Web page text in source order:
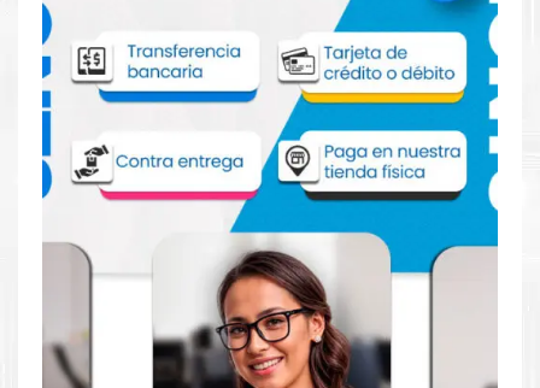
Comprar Toner Kyocera TK-5197C Cian
para impresora 306
Aprovecha nuestra experiencia y atención para adquirir tus
productos. Tenemos promociones todos los dias. Escríbenos o
visítanos hoy para encontrar la solución perfecta para tu
impresoraHP, como laToner Kyocera TK-5197C Cian para
Dónde comprar Toner para impresora
Kyocera
306en Lima o para provincia